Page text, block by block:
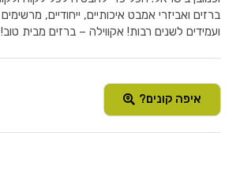
ברזים ואביזרי אמבט איכותיים, ייחודיים, מרשימים
ועמידים לשנים רבות! אקווילה – ברזים מבית טוב!
איפה קונים?